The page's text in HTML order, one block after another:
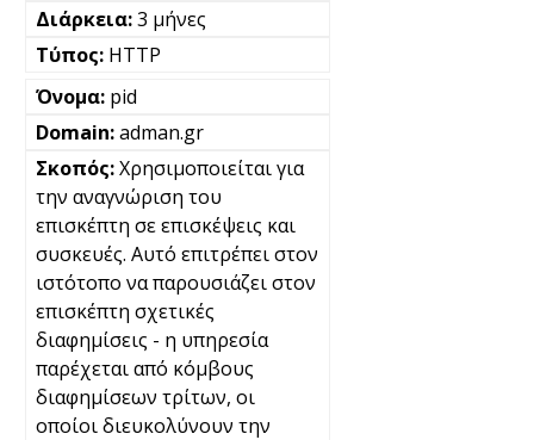
3 μήνες
HTTP
pid
adman.gr
Χρησιμοποιείται για
την αναγνώριση του
επισκέπτη σε επισκέψεις και
συσκευές. Αυτό επιτρέπει στον
ιστότοπο να παρουσιάζει στον
επισκέπτη σχετικές
διαφημίσεις - η υπηρεσία
παρέχεται από κόμβους
διαφημίσεων τρίτων, οι
οποίοι διευκολύνουν την